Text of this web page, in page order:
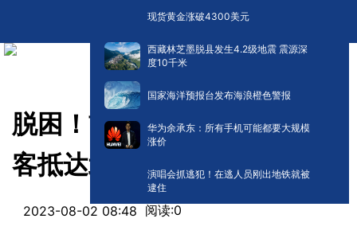
现货黄金涨破4300美元
西藏林芝墨脱县发生4.2级地震 震源深
度10千米
国家海洋预报台发布海浪橙色警报
华为余承东：所有手机可能都要大规模
涨价
演唱会抓逃犯！在逃人员刚出地铁就被
逮住
脱困！首批328名K396次乘
客抵达北京丰台站
2023-08-02 08:48 阅读:0